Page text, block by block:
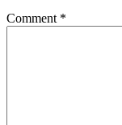
Comment *